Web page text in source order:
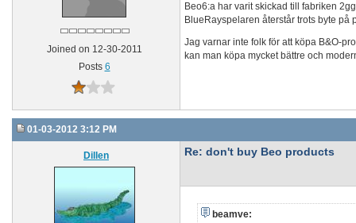
Joined on 12-30-2011
Posts 6
Beo6:a har varit skickad till fabriken
BlueRayspelaren återstår trots byte på
Jag varnar inte folk för att köpa B&O-
kan man köpa mycket bättre och
01-03-2012 3:12 PM
Dillen Re: don't buy Beo products
beamve: